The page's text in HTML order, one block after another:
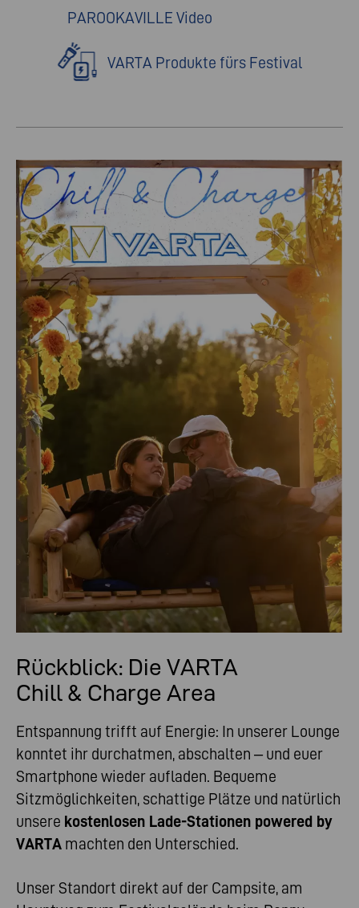
PAROOKAVILLE Video
VARTA Produkte fürs Festival
Rückblick: Die VARTA
Chill & Charge Area
Entspannung trifft auf Energie: In unserer Lounge
konntet ihr durchatmen, abschalten – und euer
Smartphone wieder aufladen. Bequeme
Sitzmöglichkeiten, schattige Plätze und natürlich
unsere kostenlosen Lade-Stationen powered by
VARTA machten den Unterschied.
Unser Standort direkt auf der Campsite, am